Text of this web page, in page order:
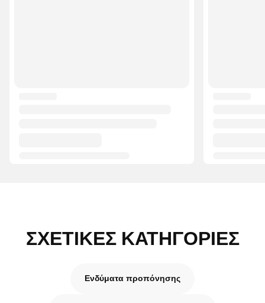
ΣΧΕΤΙΚΈΣ ΚΑΤΗΓΟΡΊΕΣ
Ενδύματα προπόνησης